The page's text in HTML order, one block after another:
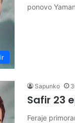
ponovo
Sapunko
Safir 23
Feraje